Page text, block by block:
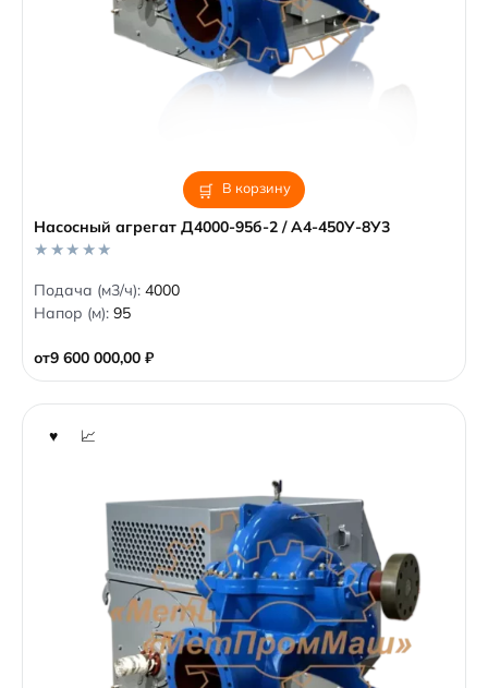
В корзину
Насосный агрегат Д4000-95б-2 / А4-450У-8У3
от9 600 000,00 ₽
0
o
u
f
5
Подача (м3/ч): 4000
Напор (м): 95